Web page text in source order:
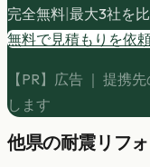
完全無料|最大3社を
無料で見積もりを依
【PR】広告 ｜ 提携
します
他県の耐震リフ